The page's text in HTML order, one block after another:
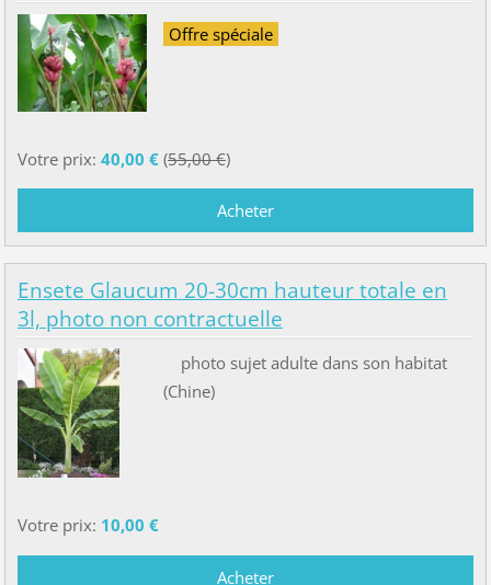
Offre spéciale
Votre prix: 40,00 €(55,00 €)
Ensete Glaucum 20-30cm hauteur totale en
3l, photo non contractuelle
photo sujet adulte dans son habitat
(Chine)
Votre prix: 10,00 €